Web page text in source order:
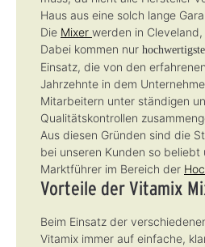
e
Haus aus eine solch lange
Die Mixer werden in Cleveland,
Dabei kommen nur
Einsatz, die von den
Jahrzehnte in dem
Mitarbeitern unter ständigen
Qualitätskontrollen
Aus diesen Gründen sind die
bei unseren Kunden so
Marktführer im Bereich der
Vorteile der Vitamix
Beim Einsatz der
Vitamix immer auf einfache,